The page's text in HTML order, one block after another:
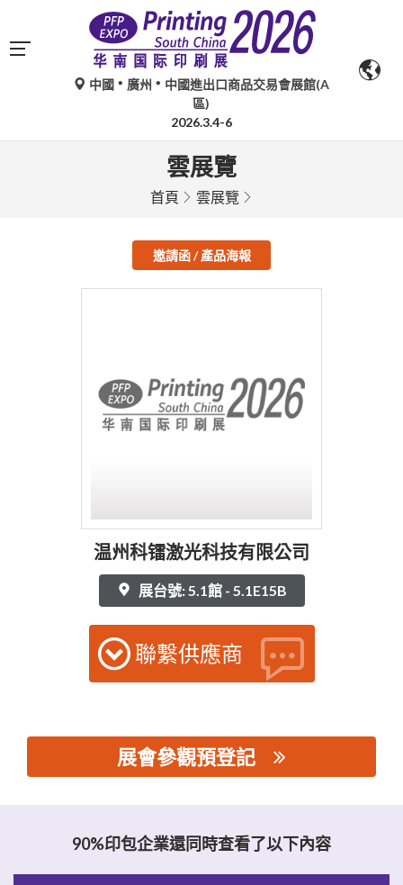
中國 廣州
中國進出口商品交易會展館(A
區)
2026.3.4-6
雲展覽
首頁 雲展覽
邀請函 / 產品海報
温州科镭激光科技有限公司
展台號: 5.1館 - 5.1E15B
聯繫供應商
展會參觀預登記
90%印包企業還同時查看了以下內容